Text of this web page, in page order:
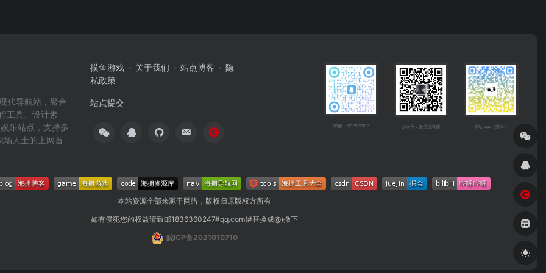
代导航站，聚合
工具、设计素
乐站点，支持多
场人士的上网首
摸鱼游戏 关于我们 站点博客
隐
私政策
站点提交
QQ群：682921902 公众号：微信搜海拥 本站 app（安卓）
本站资源全部来源于网络，版权归原版权方所有
如有侵犯您的权益请致邮1836360247#qq.com(#替换成@)撤下
皖ICP备2021010710